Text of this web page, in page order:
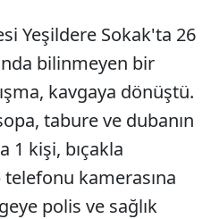
Yeşildere Sokak'ta 26
bilinmeyen bir
kavgaya dönüştü.
tabure ve dubanın
1 kişi, bıçakla
kamerasına
polis ve sağlık